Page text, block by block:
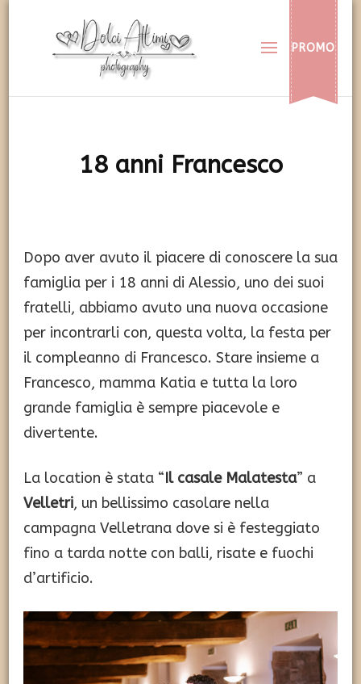
Dolci Attimi
Rendiamo immortali i vostri dolci momenti
PROMO
18 anni Francesco
Dopo aver avuto il piacere di conoscere la sua
famiglia per i 18 anni di Alessio, uno dei suoi
fratelli, abbiamo avuto una nuova occasione
per incontrarli con, questa volta, la festa per
il compleanno di Francesco. Stare insieme a
Francesco, mamma Katia e tutta la loro
grande famiglia è sempre piacevole e
divertente.
La location è stata “Il casale Malatesta” a
Velletri, un bellissimo casolare nella
campagna Velletrana dove si è festeggiato
fino a tarda notte con balli, risate e fuochi
d’artificio.